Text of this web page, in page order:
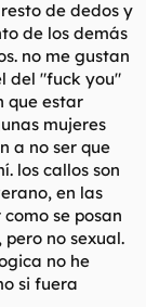
de dedos y
de los demás
no me gustan
del "fuck you"
que estar
mujeres
a no ser que
los callos son
en las
se posan
no sexual.
no he
si fuera